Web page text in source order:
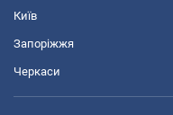
Київ
Запоріжжя
Черкаси